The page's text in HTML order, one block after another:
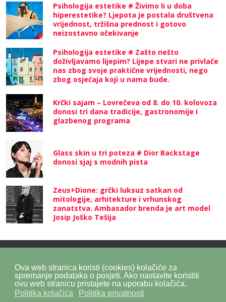
Ova web stranica koristi (cookies) kolačiće za
spremanje podataka o posjeti. Ako nastavite koristiti
ovu web stranicu pristajete na uporabu kolačića.
Politika kolačića
Politika privatnosti
Psihologija estetike # Živimo li u doba
hiperestetike? Ljepota je postala društvena
vrijednost, tržišna prednost i gotovo
neizostavno očekivanje
Psihologija estetike # Zašto nešto
doživljavamo lijepim? Lijepe stvari ne privlače
nas zbog svoje praktične vrijednosti, nego
zbog osjećaja koji u nama bude.
Krčki sajam – Lovrečeva od 8. do 10. kolovoza
donosi tri dana tradicije, gastronomije i
glazbenog programa
Glass skin u tri poteza # Dior Backstage
donosi sjaj s modnih pista
Zeus+Dione: grčki luksuz satkan od
mitologije, arhitekture i vrhunskog
zanatstva. Ambasador brenda je art model
Josip Joško Tešija
Politika privatnosti Politika kolačića SiteMap
Impressum Kontakt DPZ Consulting